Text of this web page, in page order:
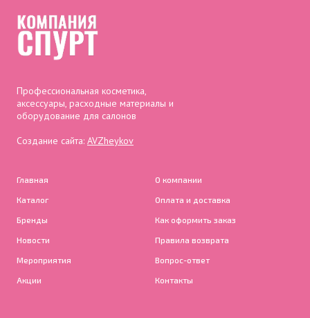
Профессиональная косметика,
аксессуары, расходные материалы и
оборудование для салонов
Создание сайта: AVZheykov
Главная
Каталог
Бренды
Новости
Мероприятия
Акции
О компании
Оплата и доставка
Как оформить заказ
Правила возврата
Вопрос-ответ
Контакты